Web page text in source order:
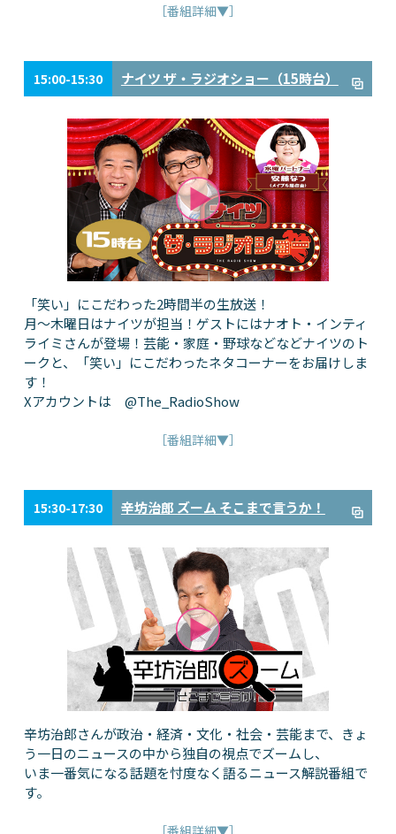
［番組詳細▼］
15:00-15:30 ナイツ ザ・ラジオショー（15時台）
「笑い」にこだわった2時間半の生放送！
月～木曜日はナイツが担当！ゲストにはナオト・インティ
ライミさんが登場！芸能・家庭・野球などなどナイツのト
ークと、「笑い」にこだわったネタコーナーをお届けしま
す！
Xアカウントは @The_RadioShow
［番組詳細▼］
15:30-17:30 辛坊治郎 ズーム そこまで言うか！
辛坊治郎さんが政治・経済・文化・社会・芸能まで、きょ
う一日のニュースの中から独自の視点でズームし、
いま一番気になる話題を忖度なく語るニュース解説番組で
す。